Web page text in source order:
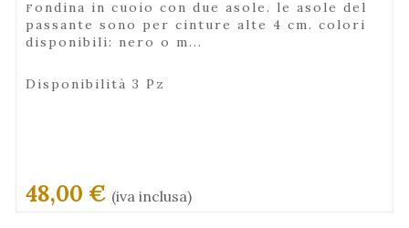
fondina in cuoio con due asole. le asole del
passante sono per cinture alte 4 cm. colori
disponibili: nero o m...
Disponibilità 3 Pz
48,00 € (iva inclusa)